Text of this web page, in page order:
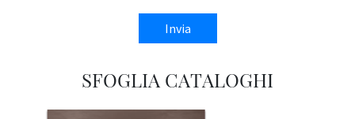
Invia
SFOGLIA CATALOGHI